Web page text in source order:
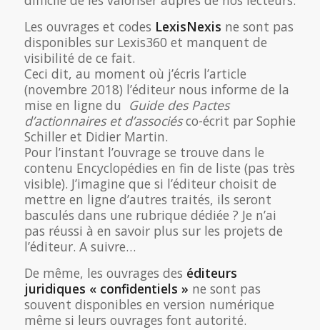
Les ouvrages et codes LexisNexis ne sont pas
disponibles sur Lexis360 et manquent de
visibilité de ce fait.
Ceci dit, au moment où j’écris l’article
(novembre 2018) l’éditeur nous informe de la
mise en ligne du Guide des Pactes
d’actionnaires et d’associésco-écrit par Sophie
Schiller et Didier Martin.
Pour l’instant l’ouvrage se trouve dans le
contenu Encyclopédies en fin de liste (pas très
visible). J’imagine que si l’éditeur choisit de
mettre en ligne d’autres traités, ils seront
basculés dans une rubrique dédiée ? Je n’ai
pas réussi à en savoir plus sur les projets de
l’éditeur. A suivre…
De même, les ouvrages des éditeurs
juridiques « confidentiels » ne sont pas
souvent disponibles en version numérique
même si leurs ouvrages font autorité.